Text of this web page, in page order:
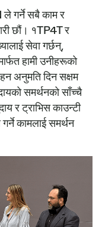
ले गर्ने सबै काम र
छौं। १TP4T र
सेवा गर्छन्,
हामी उनीहरूको
अनुमति दिन सक्षम
समर्थनको साँच्चै
र ट्राभिस काउन्टी
कामलाई समर्थन